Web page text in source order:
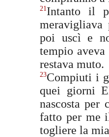
21Intanto il
poi uscì e
tempio
restava muto.
23Compiuti i
quei giorni
nascosta per
fatto per me
togliere la